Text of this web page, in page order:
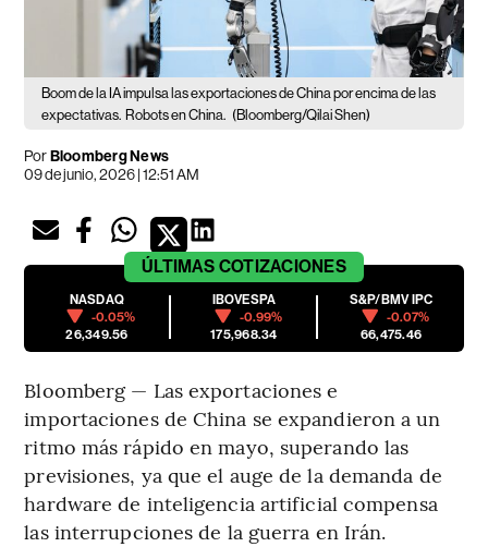
Boom de la IA impulsa las exportaciones de China por encima de las
expectativas. Robots en China. (Bloomberg/Qilai Shen)
PorBloomberg News
09 de junio, 2026 | 12:51 AM
ÚLTIMAS COTIZACIONES
NASDAQ
-0.05%
26,349.56
IBOVESPA
-0.99%
175,968.34
S&P/BMV IPC
-0.07%
66,475.46
Bloomberg — Las exportaciones e
importaciones de China se expandieron a un
ritmo más rápido en mayo, superando las
previsiones, ya que el auge de la demanda de
hardware de inteligencia artificial compensa
las interrupciones de la guerra en Irán.